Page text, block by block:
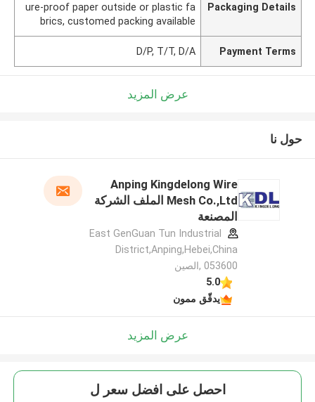
Packaging Details
ure-proof paper outside or plastic fa
brics, customed packing available
Payment Terms
D/P, T/T, D/A
عرض المزيد
حول نا
Anping Kingdelong Wire
Mesh Co.,Ltd الملف الشركة
المصنعة
East GenGuan Tun Industrial
District,Anping,Hebei,China
053600 ,الصين
5.0
يدقّق ممون
عرض المزيد
احصل على افضل سعر ل